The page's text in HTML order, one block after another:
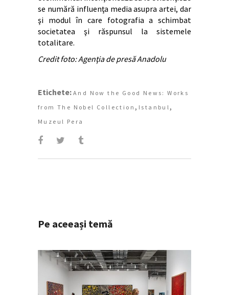
se numără influenţa media asupra artei, dar
şi modul în care fotografia a schimbat
societatea şi răspunsul la sistemele
totalitare.
Credit foto: Agenţia de presă Anadolu
Etichete: And Now the Good News: Works
from The Nobel Collection , Istanbul ,
Muzeul Pera
Pe aceeași temă